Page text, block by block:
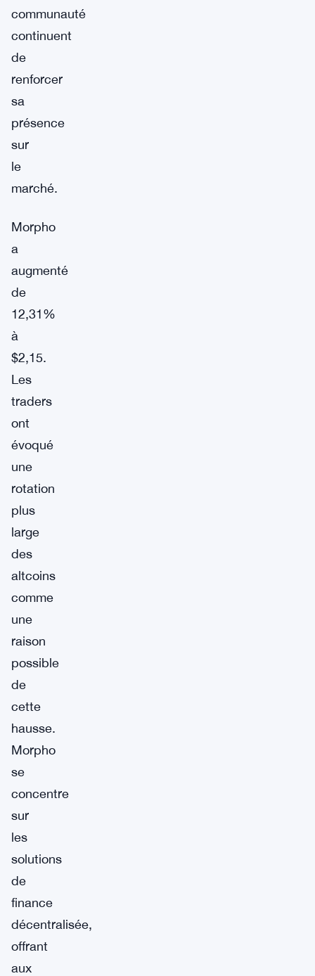
communauté
continuent
de
renforcer
sa
présence
sur
le
marché.
Morpho
a
augmenté
de
12,31%
à
$2,15.
Les
traders
ont
évoqué
une
rotation
plus
large
des
altcoins
comme
une
raison
possible
de
cette
hausse.
Morpho
se
concentre
sur
les
solutions
de
finance
décentralisée,
offrant
aux